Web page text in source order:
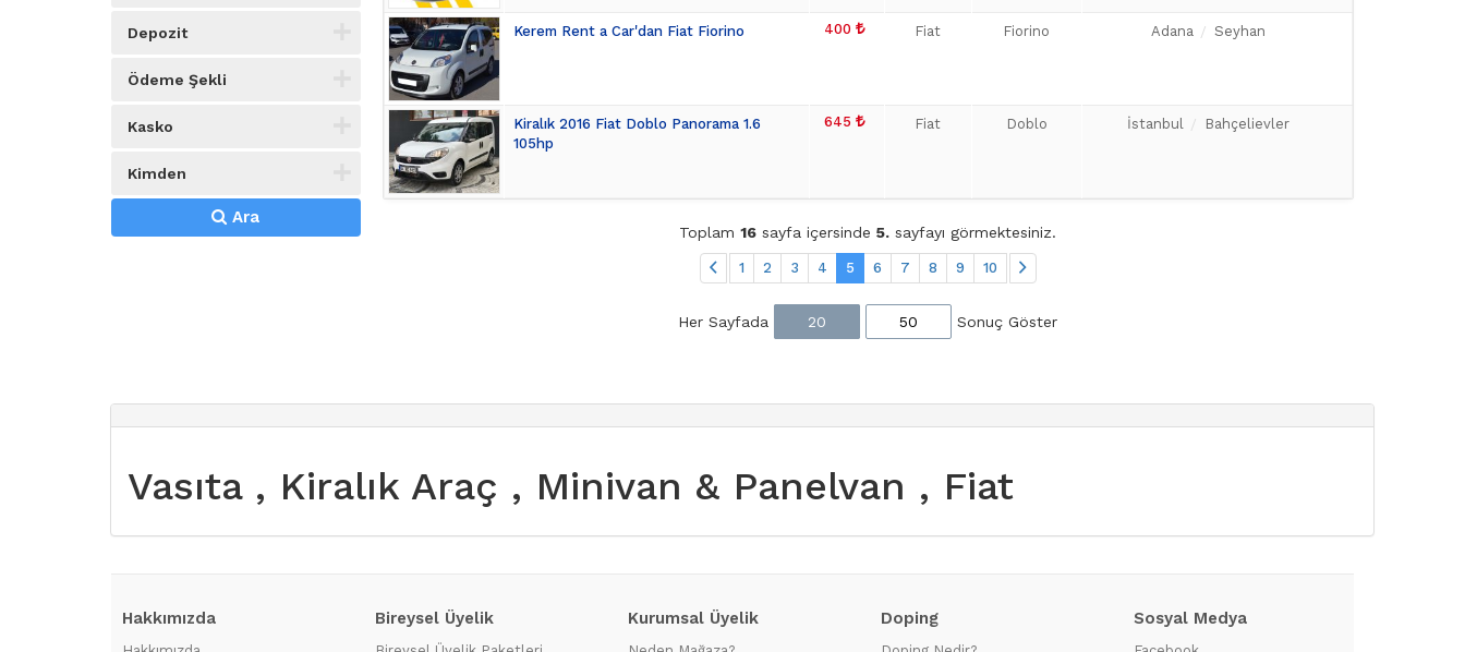
Depozit
Ödeme Şekli
Kasko
Kimden
Ara
Kerem Rent a Car'dan Fiat Fiorino 400 Fiat Fiorino Adana Seyhan
Kiralık 2016 Fiat Doblo Panorama 1.6
105hp
645 Fiat Doblo İstanbul Bahçelievler
Toplam16 sayfa içersinde5. sayfayı görmektesiniz.
1 2 3 4 5 6 7 8 9 10
Her Sayfada 20 50 Sonuç Göster
Vasıta , Kiralık Araç , Minivan & Panelvan , Fiat
Hakkımızda Bireysel Üyelik Kurumsal Üyelik Doping Sosyal Medya